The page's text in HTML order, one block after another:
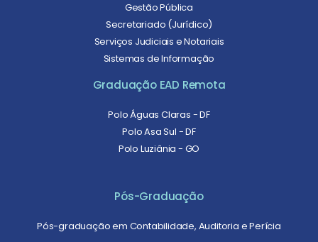
Gestão Pública
Secretariado (Jurídico)
Serviços Judiciais e Notariais
Sistemas de Informação
Graduação EAD Remota
Polo Águas Claras - DF
Polo Asa Sul - DF
Polo Luziânia - GO
Pós-Graduação
Pós-graduação em Contabilidade, Auditoria e Perícia